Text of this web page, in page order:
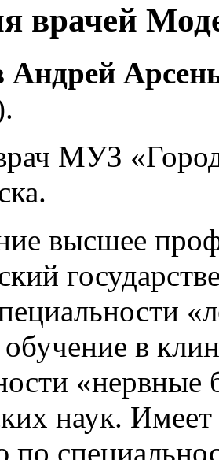
врачей
Андрей
МУЗ
высшее
в
«нервные
наук.
по